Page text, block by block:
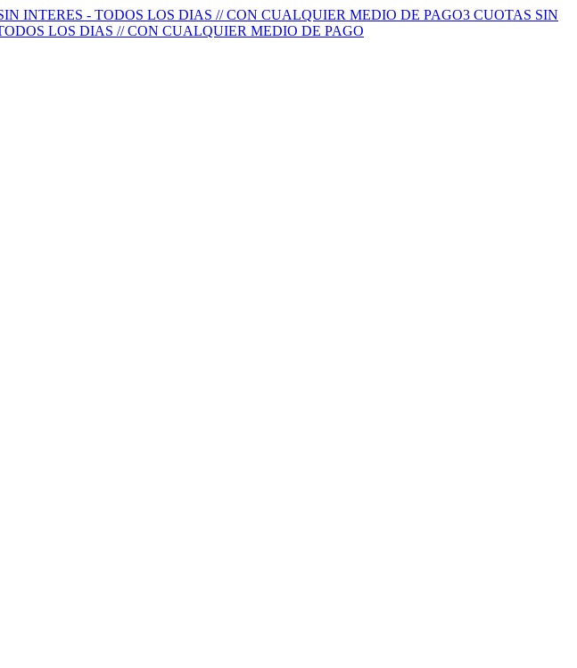
INTERES - TODOS LOS DIAS // CON CUALQUIER MEDIO DE PAGO3 CUOTAS SIN
LOS DIAS // CON CUALQUIER MEDIO DE PAGO